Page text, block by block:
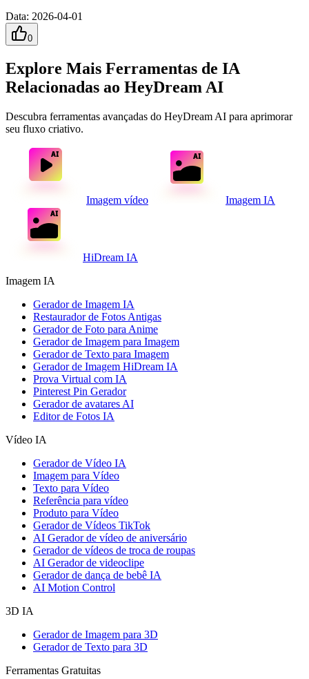
Data: 2026-04-01
0
Explore Mais Ferramentas de IA
Relacionadas ao HeyDream AI
Descubra ferramentas avançadas do HeyDream AI para aprimorar
seu fluxo criativo.
Imagem vídeo Imagem IA
HiDream IA
Imagem IA
Gerador de Imagem IA
Restaurador de Fotos Antigas
Gerador de Foto para Anime
Gerador de Imagem para Imagem
Gerador de Texto para Imagem
Gerador de Imagem HiDream IA
Prova Virtual com IA
Pinterest Pin Gerador
Gerador de avatares AI
Editor de Fotos IA
Vídeo IA
Gerador de Vídeo IA
Imagem para Vídeo
Texto para Vídeo
Referência para vídeo
Produto para Vídeo
Gerador de Vídeos TikTok
AI Gerador de vídeo de aniversário
Gerador de vídeos de troca de roupas
AI Gerador de videoclipe
Gerador de dança de bebê IA
AI Motion Control
3D IA
Gerador de Imagem para 3D
Gerador de Texto para 3D
Ferramentas Gratuitas